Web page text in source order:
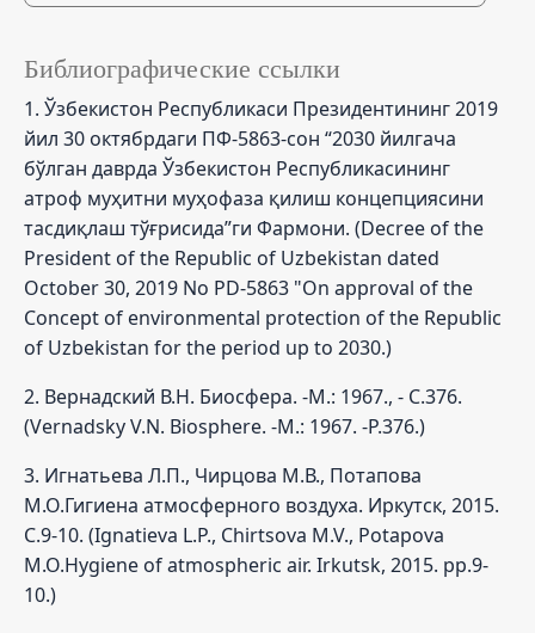
Библиографические ссылки
1. Ўзбекистон Республикаси Президентининг 2019
йил 30 октябрдаги ПФ-5863-сон “2030 йилгача
бўлган даврда Ўзбекистон Республикасининг
атроф муҳитни муҳофаза қилиш концепциясини
тасдиқлаш тўғрисида”ги Фармони. (Decree of the
President of the Republic of Uzbekistan dated
October 30, 2019 No PD-5863 "On approval of the
Concept of environmental protection of the Republic
of Uzbekistan for the period up to 2030.)
2. Вернадский В.Н. Биосфера. -М.: 1967., - С.376.
(Vernadsky V.N. Biosphere. -M.: 1967. -P.376.)
3. Игнатьева Л.П., Чирцова М.В., Потапова
М.О.Гигиена атмосферного воздуха. Иркутск, 2015.
С.9-10. (Ignatieva L.P., Chirtsova M.V., Potapova
M.O.Hygiene of atmospheric air. Irkutsk, 2015. pp.9-
10.)